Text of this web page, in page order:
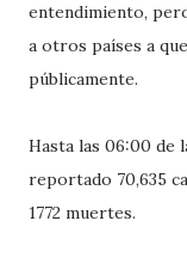
entendimiento,
a otros países a
públicamente.
Hasta las 06:00 de
reportado 70,635
1772 muertes.